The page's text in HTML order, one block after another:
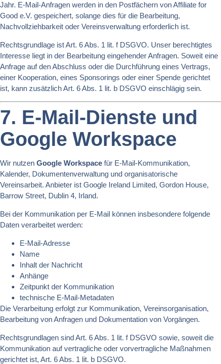
Jahr. E-Mail-Anfragen werden in den Postfächern von Affiliate for
Good e.V. gespeichert, solange dies für die Bearbeitung,
Nachvollziehbarkeit oder Vereinsverwaltung erforderlich ist.
Rechtsgrundlage ist Art. 6 Abs. 1 lit. f DSGVO. Unser berechtigtes
Interesse liegt in der Bearbeitung eingehender Anfragen. Soweit eine
Anfrage auf den Abschluss oder die Durchführung eines Vertrags,
einer Kooperation, eines Sponsorings oder einer Spende gerichtet
ist, kann zusätzlich Art. 6 Abs. 1 lit. b DSGVO einschlägig sein.
7. E-Mail-Dienste und
Google Workspace
Wir nutzen Google Workspace für E-Mail-Kommunikation,
Kalender, Dokumentenverwaltung und organisatorische
Vereinsarbeit. Anbieter ist Google Ireland Limited, Gordon House,
Barrow Street, Dublin 4, Irland.
Bei der Kommunikation per E-Mail können insbesondere folgende
Daten verarbeitet werden:
E-Mail-Adresse
Name
Inhalt der Nachricht
Anhänge
Zeitpunkt der Kommunikation
technische E-Mail-Metadaten
Die Verarbeitung erfolgt zur Kommunikation, Vereinsorganisation,
Bearbeitung von Anfragen und Dokumentation von Vorgängen.
Rechtsgrundlagen sind Art. 6 Abs. 1 lit. f DSGVO sowie, soweit die
Kommunikation auf vertragliche oder vorvertragliche Maßnahmen
gerichtet ist, Art. 6 Abs. 1 lit. b DSGVO.